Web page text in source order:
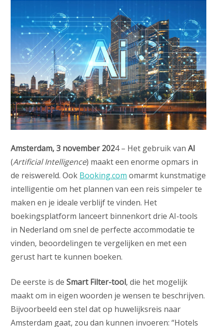
Amsterdam, 3 november 2024 – Het gebruik vanAI
(Artificial Intelligence) maakt een enorme opmars in
de reiswereld. Ook Booking.com omarmt kunstmatige
intelligentie om het plannen van een reis simpeler te
maken en je ideale verblijf te vinden. Het
boekingsplatform lanceert binnenkort drie AI-tools
in Nederland om snel de perfecte accommodatie te
vinden, beoordelingen te vergelijken en met een
gerust hart te kunnen boeken.
De eerste is deSmart Filter-tool, die het mogelijk
maakt om in eigen woorden je wensen te beschrijven.
Bijvoorbeeld een stel dat op huwelijksreis naar
Amsterdam gaat, zou dan kunnen invoeren: “Hotels